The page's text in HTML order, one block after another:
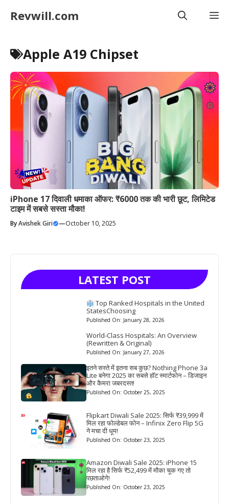
Revwill.com
Apple A19 Chipset
iPhone 17 दिवाली धमाका ऑफर: ₹6000 तक की भारी छूट, लिमिटेड
टाइम में सबसे सस्ता मौका!
ByAvishek Giri —October 10, 2025
LATEST POST
Top Ranked Hospitals in the United
StatesChoosing
Published On: January 28, 2026
World-Class Hospitals: An Overview
(Rewritten & Original)
Published On: January 27, 2026
इतने सस्ते में इतना सब कुछ? Nothing Phone 3a
Lite बनेगा 2025 का सबसे हॉट स्मार्टफोन – डिजाइन
और कैमरा जबरदस्त!
Published On: October 25, 2025
Flipkart Diwali Sale 2025: सिर्फ ₹39,999 में
मिल रहा फोल्डेबल फोन – Infinix Zero Flip 5G
ने मचा दी धूम!
Published On: October 23, 2025
Amazon Diwali Sale 2025: iPhone 15
मिल रहा है सिर्फ ₹52,499 में मौका चूक गए तो
पछताओगे!
Published On: October 23, 2025